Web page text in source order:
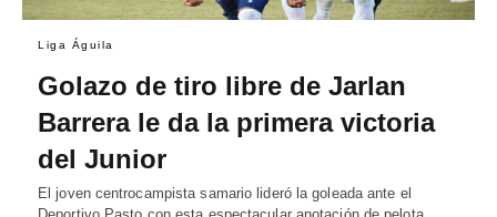
Liga Águila
Golazo de tiro libre de Jarlan
Barrera le da la primera victoria
del Junior
El joven centrocampista samario lideró la goleada ante el